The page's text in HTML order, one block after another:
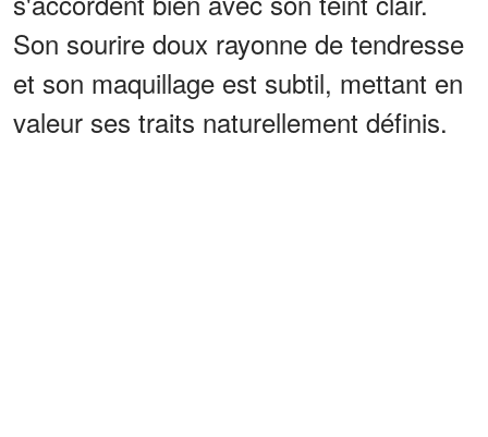
Son sourire doux rayonne de tendresse
et son maquillage est subtil, mettant en
valeur ses traits naturellement définis.